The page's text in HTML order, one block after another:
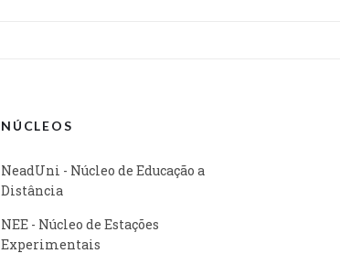
NÚCLEOS
NeadUni - Núcleo de Educação a
Distância
NEE - Núcleo de Estações
Experimentais